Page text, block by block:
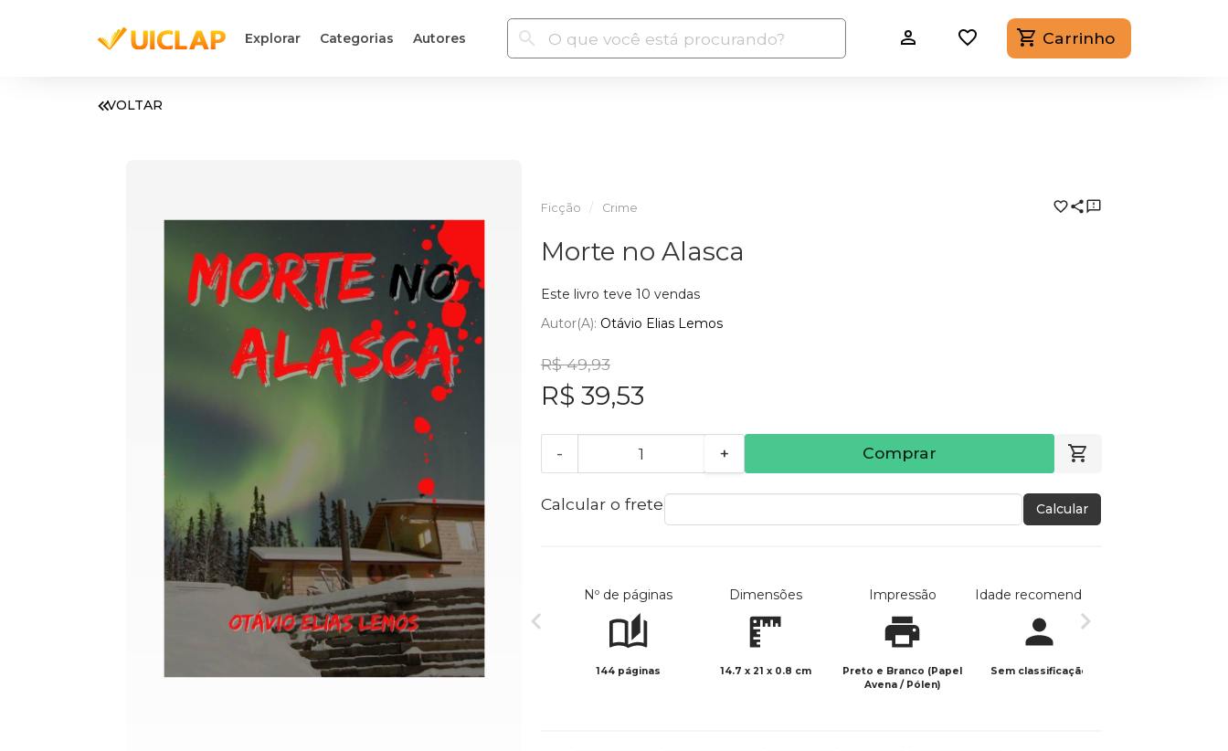
Explorar Categorias Autores Carrinho
VOLTAR
Ficção Crime
Morte no Alasca
Este livro teve 10 vendas
Autor(a): Otávio Elias Lemos
R$ 49,93
R$ 39,53
- + Comprar
Calcular o frete Calcular
Nº de páginas
144 páginas
Dimensões
14.7 x 21 x 0.8 cm
Impressão
Preto e Branco (Papel
Avena / Pólen)
Idade recomendada
Sem classificação